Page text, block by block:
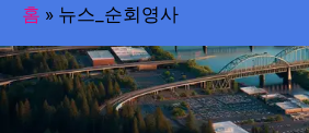
홈 » 뉴스_순회영사오레곤한인